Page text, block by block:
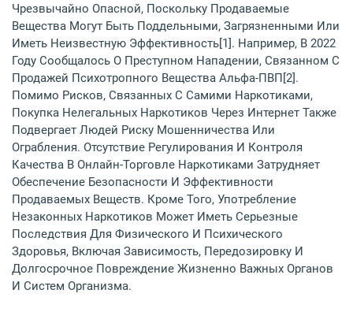
Чрезвычайно Опасной, Поскольку Продаваемые
Вещества Могут Быть Поддельными, Загрязненными Или
Иметь Неизвестную Эффективность[1]. Например, В 2022
Году Сообщалось О Преступном Нападении, Связанном С
Продажей Психотропного Вещества Альфа-ПВП[2].
Помимо Рисков, Связанных С Самими Наркотиками,
Покупка Нелегальных Наркотиков Через Интернет Также
Подвергает Людей Риску Мошенничества Или
Ограбления. Отсутствие Регулирования И Контроля
Качества В Онлайн-Торговле Наркотиками Затрудняет
Обеспечение Безопасности И Эффективности
Продаваемых Веществ. Кроме Того, Употребление
Незаконных Наркотиков Может Иметь Серьезные
Последствия Для Физического И Психического
Здоровья, Включая Зависимость, Передозировку И
Долгосрочное Повреждение Жизненно Важных Органов
И Систем Организма.